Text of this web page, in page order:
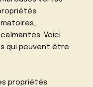
Voici
qui peuvent être
propriétés